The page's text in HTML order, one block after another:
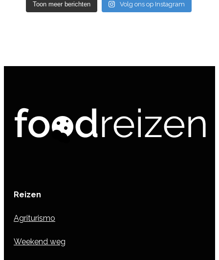
Toon meer berichten Volg ons op Instagram
Reizen
Agriturismo
Weekend weg